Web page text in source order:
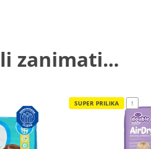
zanimati...
SUPER PRILIKA !